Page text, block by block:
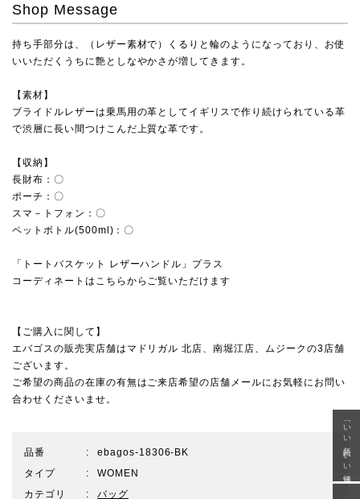
Shop Message
持ち手部分は、（レザー素材で）くるりと輪のようになっており、お使
いいただくうちに艶としなやかさが増してきます。
【素材】
ブライドルレザーは乗馬用の革としてイギリスで作り続けられている革
で渋層に長い間つけこんだ上質な革です。
【収納】
長財布：〇
ポーチ：〇
スマ－トフォン：〇
ペットボトル(500ml)：〇
「トートバスケット レザーハンドル」プラス
コーディネートはこちらからご覧いただけます
【ご購入に関して】
エバゴスの販売実店舗は マドリガル 北店 、南堀江店 ムジーク の3店舗
ございます。
ご希望の商品の在庫の有無はご来店希望の店舗メールにお気軽にお問い
合わせくださいませ。
品番
ebagos-18306-BK
タイプ
WOMEN
カテゴリ
バッグ
「いい年齢 いい洋服」